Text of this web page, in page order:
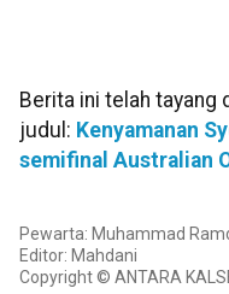
Berita ini telah tayang
judul: Kenyamanan
semifinal Australian
Pewarta: Muhammad
Editor: Mahdani
Copyright © ANTARA